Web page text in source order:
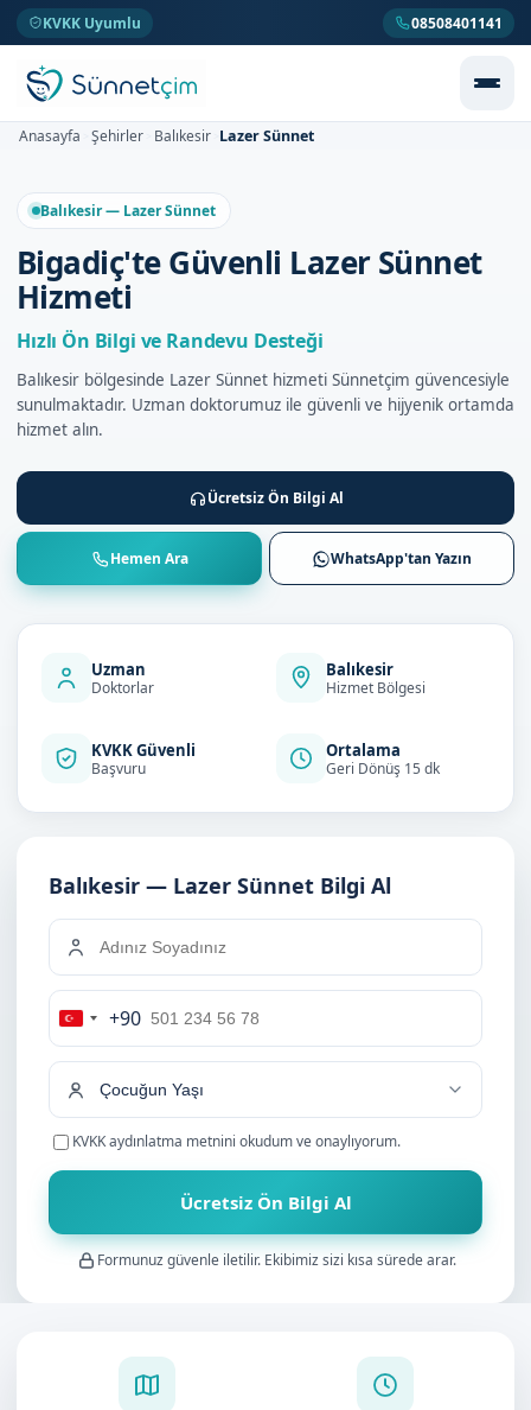
KVKK Uyumlu 08508401141
Anasayfa Şehirler Balıkesir Lazer Sünnet
Balıkesir — Lazer Sünnet
Bigadiç'te Güvenli Lazer Sünnet
Hizmeti
Hızlı Ön Bilgi ve Randevu Desteği
Balıkesir bölgesinde Lazer Sünnet hizmeti Sünnetçim güvencesiyle
sunulmaktadır. Uzman doktorumuz ile güvenli ve hijyenik ortamda
hizmet alın.
Ücretsiz Ön Bilgi Al
Hemen Ara WhatsApp'tan Yazın
Uzman
Doktorlar
Balıkesir
Hizmet Bölgesi
KVKK Güvenli
Başvuru
Ortalama
Geri Dönüş 15 dk
Balıkesir — Lazer Sünnet Bilgi Al
Turkey
+90
+90
KVKK aydınlatma metnini okudum ve onaylıyorum.
Ücretsiz Ön Bilgi Al
Formunuz güvenle iletilir. Ekibimiz sizi kısa sürede arar.